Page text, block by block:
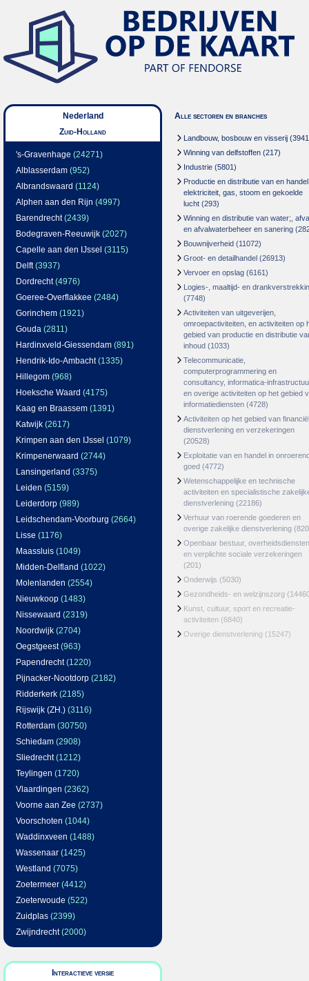
Nederland
Zuid-Holland
's-Gravenhage (24271)
Alblasserdam (952)
Albrandswaard (1124)
Alphen aan den Rijn (4997)
Barendrecht(2439)
Bodegraven-Reeuwijk (2027)
Capelle aan den IJssel (3115)
Delft(3937)
Dordrecht(4976)
Goeree-Overflakkee (2484)
Gorinchem (1921)
Gouda (2811)
Hardinxveld-Giessendam (891)
Hendrik-Ido-Ambacht(1335)
Hillegom (968)
Hoeksche Waard (4175)
Kaag en Braassem (1391)
Katwijk (2617)
Krimpen aan den IJssel (1079)
Krimpenerwaard (2744)
Lansingerland (3375)
Leiden (5159)
Leiderdorp (989)
Leidschendam-Voorburg (2664)
Lisse (1176)
Maassluis (1049)
Midden-Delfland (1022)
Molenlanden (2554)
Nieuwkoop (1483)
Nissewaard (2319)
Noordwijk (2704)
Oegstgeest(963)
Papendrecht(1220)
Pijnacker-Nootdorp (2182)
Ridderkerk (2185)
Rijswijk (ZH.) (3116)
Rotterdam (30750)
Schiedam (2908)
Sliedrecht(1212)
Teylingen (1720)
Vlaardingen (2362)
Voorne aan Zee (2737)
Voorschoten (1044)
Waddinxveen (1488)
Wassenaar (1425)
Westland (7075)
Zoetermeer (4412)
Zoeterwoude (522)
Zuidplas (2399)
Zwijndrecht(2000)
Interactieve versie
Alle sectoren en branches
Landbouw, bosbouw en visserij
Winning van delfstoffen (217)
Industrie (5801)
Productie en distributie van en
elektriciteit, gas, stoom en gekoelde
lucht (293)
Winning en distributie van water;,
en afvalwaterbeheer en sanering
Bouwnijverheid (11072)
Groot- en detailhandel (26913)
Vervoer en opslag (6161)
Logies-, maaltijd- en
(7748)
Activiteiten van uitgeverijen,
omroepactiviteiten, en activiteiten op
gebied van productie en distributie
inhoud (1033)
Telecommunicatie,
computerprogrammering en
consultancy, informatica-
en overige activiteiten op het gebied
informatiediensten (4728)
Activiteiten op het gebied van
dienstverlening en verzekeringen
(20528)
Exploitatie van en handel in
goed (4772)
Wetenschappelijke en technische
activiteiten en specialistische
dienstverlening (22186)
Verhuur van roerende goederen en
overige zakelijke dienstverlening
Openbaar bestuur, overheidsdiensten
en verplichte sociale verzekeringen
(201)
Onderwijs (5030)
Gezondheids- en welzijnszorg
Kunst, cultuur, sport en recreatie-
activiteiten (6840)
Overige dienstverlening (15247)